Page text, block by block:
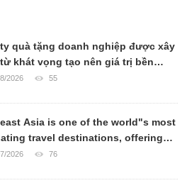
quà tặng doanh nghiệp được xây
khát vọng tạo nên giá trị bền
2026 55
Asia is one of the world"s most
travel destinations, offering
landscapes, rich cultural
2026 76